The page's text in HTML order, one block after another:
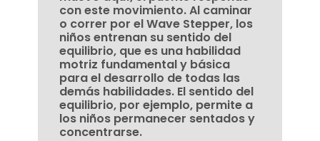
con este movimiento. Al caminar
o correr por el Wave Stepper, los
niños entrenan su sentido del
equilibrio, que es una habilidad
motriz fundamental y básica
para el desarrollo de todas las
demás habilidades. El sentido del
equilibrio, por ejemplo, permite a
los niños permanecer sentados y
concentrarse.